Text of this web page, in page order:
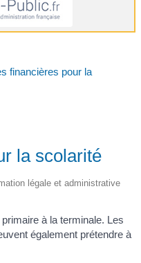
financières pour la
la scolarité
légale et administrative
à la terminale. Les
également prétendre à